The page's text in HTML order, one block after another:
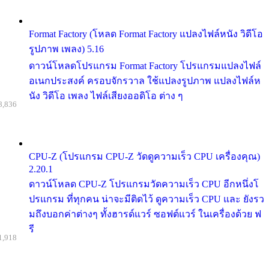
Format Factory (โหลด Format Factory แปลงไฟล์หนัง วิดีโอ
รูปภาพ เพลง) 5.16
ดาวน์โหลดโปรแกรม Format Factory โปรแกรมแปลงไฟล์
อเนกประสงค์ ครอบจักรวาล ใช้แปลงรูปภาพ แปลงไฟล์ห
นัง วิดีโอ เพลง ไฟล์เสียงออดิโอ ต่าง ๆ
CPU-Z (โปรแกรม CPU-Z วัดดูความเร็ว CPU เครื่องคุณ)
2.20.1
ดาวน์โหลด CPU-Z โปรแกรมวัดความเร็ว CPU อีกหนึ่งโ
ปรแกรม ที่ทุกคน น่าจะมีติดไว้ ดูความเร็ว CPU และ ยังรว
มถึงบอกค่าต่างๆ ทั้งฮารด์แวร์ ซอฟต์แวร์ ในเครื่องด้วย ฟ
รี